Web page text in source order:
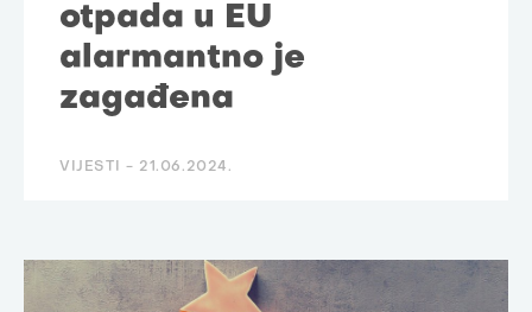
otpada u EU
alarmantno je
zagađena
VIJESTI - 21.06.2024.